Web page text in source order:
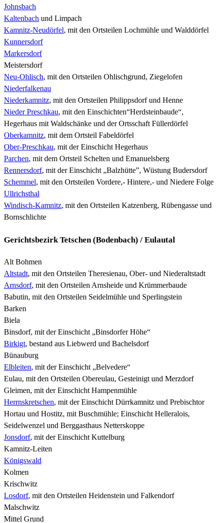
Johnsbach
Kaltenbach und Limpach
Kamnitz-Neudörfel, mit den Ortsteilen Lochmühle und Walddörfel
Kunnersdorf
Markersdorf
Meistersdorf
Neu-Ohlisch, mit den Ortsteilen Ohlischgrund, Ziegelofen
Niederfalkenau
Niederkamnitz, mit den Ortsteilen Philippsdorf und Henne
Nieder Preschkau, mit den Einschichten“Herdsteinbaude“,
Hegerhaus mit Waldschänke und der Ortsschaft Füllerdörfel
Oberkamnitz, mit dem Ortsteil Fabeldörfel
Ober-Preschkau, mit der Einschicht Hegerhaus
Parchen, mit dem Ortsteil Schelten und Emanuelsberg
Rennersdorf, mit der Einschicht „Balzhütte”, Wüstung Budersdorf
Schemmel, mit den Ortsteilen Vordere,- Hintere,- und Niedere Folge
Ullrichsthal
Windisch-Kamnitz, mit den Ortsteilen Katzenberg, Rübengasse und
Bornschlichte
Gerichtsbezirk Tetschen (Bodenbach) / Eulautal
Alt Bohmen
Altstadt, mit den Ortsteilen Theresienau, Ober- und Niederaltstadt
Arnsdorf, mit den Ortsteilen Arnsheide und Krümmerbaude
Babutin, mit den Ortsteilen Seidelmühle und Sperlingstein
Barken
Biela
Binsdorf, mit der Einschicht „Binsdorfer Höhe“
Birkigt, bestand aus Liebwerd und Bachelsdorf
Bünauburg
Elbleiten, mit der Einschicht „Belvedere“
Eulau, mit den Ortsteilen Obereulau, Gesteinigt und Merzdorf
Gleimen, mit der Einschicht Hampenmühle
Herrnskretschen, mit der Einschicht Dürrkamnitz und Prebischtor
Hortau und Hostitz, mit Buschmühle; Einschicht Helleralois,
Seidelwenzel und Berggasthaus Netterskoppe
Jonsdorf, mit der Einschicht Kuttelburg
Kamnitz-Leiten
Königswald
Kolmen
Krischwitz
Losdorf, mit den Ortsteilen Heidenstein und Falkendorf
Malschwitz
Mittel Grund